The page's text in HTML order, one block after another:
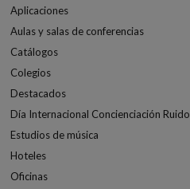
Aplicaciones
Aulas y salas de conferencias
Catálogos
Colegios
Destacados
Día Internacional Concienciación Ruido
Estudios de música
Hoteles
Oficinas